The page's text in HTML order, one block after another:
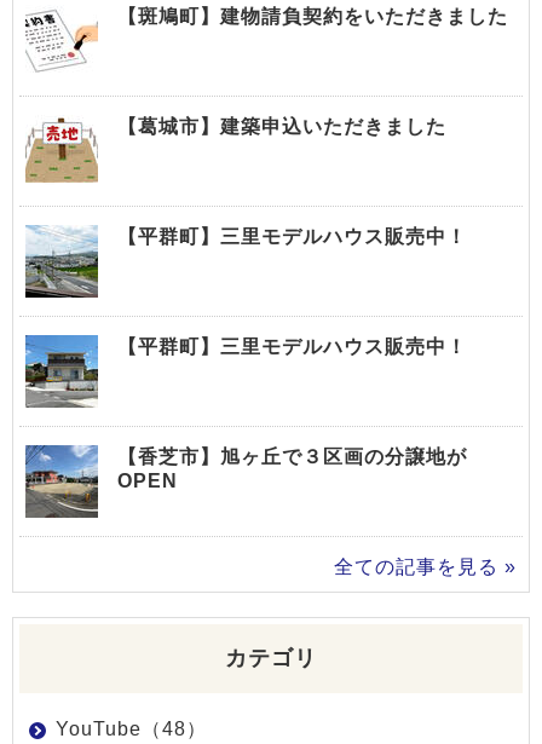
【斑鳩町】建物請負契約をいただきました
【葛城市】建築申込いただきました
【平群町】三里モデルハウス販売中！
【平群町】三里モデルハウス販売中！
【香芝市】旭ヶ丘で３区画の分譲地が
OPEN
全ての記事を見る »
カテゴリ
YouTube（48）